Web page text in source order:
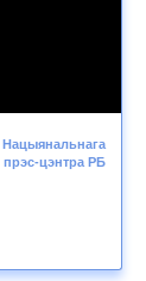
Нацыянальнага
прэс-цэнтра РБ